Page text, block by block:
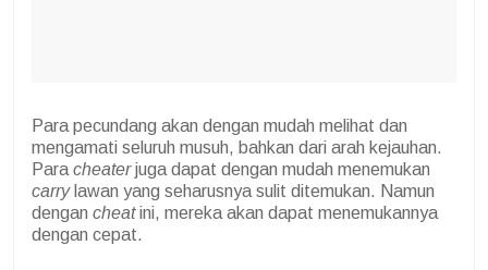
Para pecundang akan dengan mudah melihat dan
mengamati seluruh musuh, bahkan dari arah kejauhan.
Para cheaterjuga dapat dengan mudah menemukan
carry lawan yang seharusnya sulit ditemukan. Namun
dengan cheatini, mereka akan dapat menemukannya
dengan cepat.